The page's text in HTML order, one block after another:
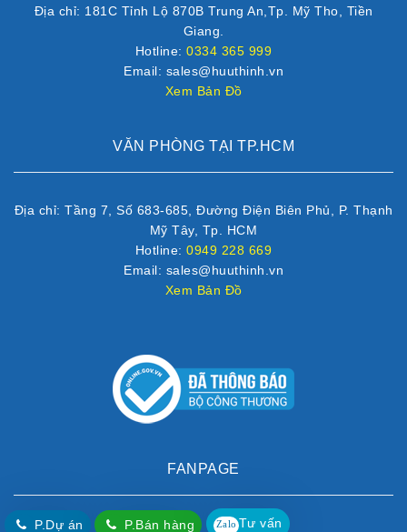
Địa chỉ: 181C Tỉnh Lộ 870B Trung An,Tp. Mỹ Tho, Tiền
Giang.
Hotline:0334 365 999
Email: sales@huuthinh.vn
Xem Bản Đồ
VĂN PHÒNG TẠI TP.HCM
Địa chỉ: Tầng 7, Số 683-685, Đường Điện Biên Phủ, P. Thạnh
Mỹ Tây, Tp. HCM
Hotline:0949 228 669
Email: sales@huuthinh.vn
Xem Bản Đồ
FANPAGE
P.Dự án P.Bán hàng Zalo Tư vấn